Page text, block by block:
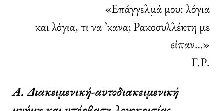
«Επάγγελμά μου: λόγια
και λόγια, τι να ’κανα; Ρακοσυλλέκτη με
είπαν…»
Γ.Ρ.
Α. Διακειμενική-αυτοδιακειμενική